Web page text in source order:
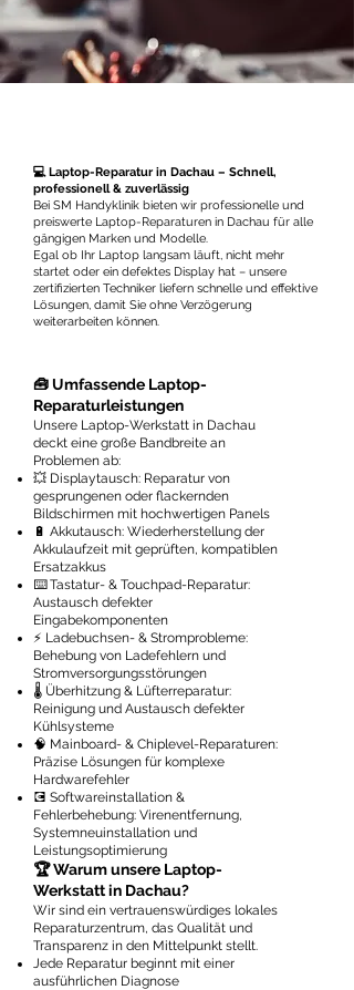
💻 Laptop-Reparatur in Dachau – Schnell,
professionell & zuverlässig
Bei SM Handyklinik bieten wir professionelle und
preiswerte Laptop-Reparaturen in Dachau für alle
gängigen Marken und Modelle.
Egal ob Ihr Laptop langsam läuft, nicht mehr
startet oder ein defektes Display hat – unsere
zertifizierten Techniker liefern schnelle und effektive
Lösungen, damit Sie ohne Verzögerung
weiterarbeiten können.
🧰 Umfassende Laptop-
Reparaturleistungen
Unsere Laptop-Werkstatt in Dachau
deckt eine große Bandbreite an
Problemen ab:
💥 Displaytausch: Reparatur von
gesprungenen oder flackernden
Bildschirmen mit hochwertigen Panels
🔋 Akkutausch: Wiederherstellung der
Akkulaufzeit mit geprüften, kompatiblen
Ersatzakkus
⌨️ Tastatur- & Touchpad-Reparatur:
Austausch defekter
Eingabekomponenten
⚡ Ladebuchsen- & Stromprobleme:
Behebung von Ladefehlern und
Stromversorgungsstörungen
🌡️ Überhitzung & Lüfterreparatur:
Reinigung und Austausch defekter
Kühlsysteme
🧠 Mainboard- & Chiplevel-Reparaturen:
Präzise Lösungen für komplexe
Hardwarefehler
💽 Softwareinstallation &
Fehlerbehebung: Virenentfernung,
Systemneuinstallation und
Leistungsoptimierung
🏆 Warum unsere Laptop-
Werkstatt in Dachau?
Wir sind ein vertrauenswürdiges lokales
Reparaturzentrum, das Qualität und
Transparenz in den Mittelpunkt stellt.
Jede Reparatur beginnt mit einer
ausführlichen Diagnose